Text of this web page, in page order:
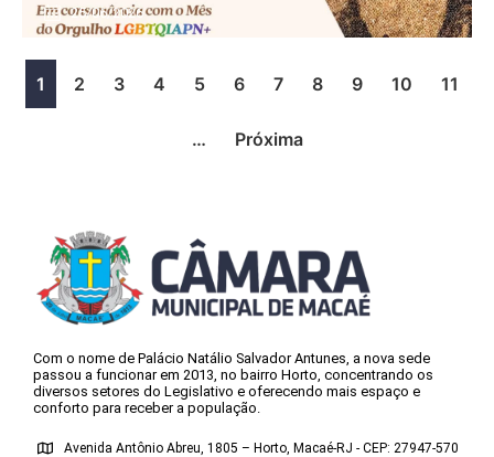
25/06/2026
1 2 3 4 5 6 7 8 9 10 11
… Próxima
Com o nome de Palácio Natálio Salvador Antunes, a nova sede
passou a funcionar em 2013, no bairro Horto, concentrando os
diversos setores do Legislativo e oferecendo mais espaço e
conforto para receber a população.
Avenida Antônio Abreu, 1805 – Horto, Macaé-RJ - CEP: 27947-570